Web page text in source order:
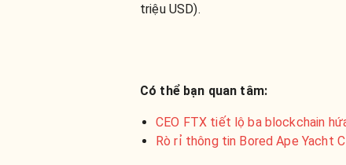
triệu USD).
Có thể bạn quan tâm:
CEO FTX tiết lộ ba blockchain
Rò rỉ thông tin Bored Ape Yacht